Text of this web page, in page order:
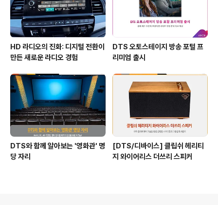
HD 라디오의 진화: 디지털 전환이
만든 새로운 라디오 경험
DTS 오토스테이지 방송 포털 프
리미엄 출시
DTS와 함께 알아보는 '영화관' 명
당 자리
[DTS/디바이스] 클립쉬 헤리티
지 와이어리스 더쓰리 스피커